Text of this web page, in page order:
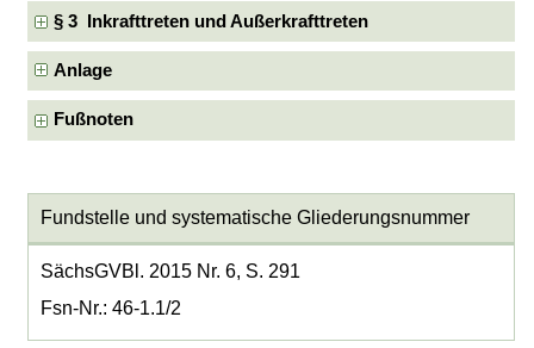
§ 3 Inkrafttreten und Außerkrafttreten
Anlage
Fußnoten
Fundstelle und systematische Gliederungsnummer
SächsGVBl. 2015 Nr. 6, S. 291
Fsn-Nr.: 46-1.1/2